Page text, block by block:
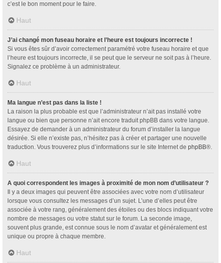
c’est le bon moment pour le faire.
Haut
J’ai changé mon fuseau horaire et l’heure est toujours incorrecte !
Si vous êtes sûr d’avoir correctement paramétré votre fuseau horaire et que
l’heure est toujours incorrecte, il se peut que le serveur ne soit pas à l’heure.
Signalez ce problème à un administrateur.
Haut
Ma langue n’est pas dans la liste !
La raison la plus probable est que l’administrateur n’ait pas installé votre
langue ou bien que personne n’ait encore traduit phpBB dans votre langue.
Essayez de demander à un administrateur du forum d’installer la langue
désirée. Si elle n’existe pas, n’hésitez pas à créer et partager une nouvelle
traduction. Vous trouverez plus d’informations sur le site Internet de phpBB®.
Haut
A quoi correspondent les images à proximité de mon nom d’utilisateur ?
Il y a deux images qui peuvent être associées avec votre nom d’utilisateur
lorsque vous consultez les messages d’un sujet. L’une d’elles peut être
associée à votre rang, généralement des étoiles ou des blocs indiquant votre
nombre de messages ou votre statut sur le forum. La seconde image,
souvent plus grande, est connue sous le nom d’avatar et généralement est
unique ou propre à chaque membre.
Haut